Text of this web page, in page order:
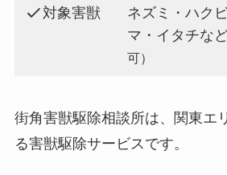
対象害獣
ネズミ・ハク
マ・イタチな
可）
街角害獣駆除相談所は、関東エ
る害獣駆除サービスです。